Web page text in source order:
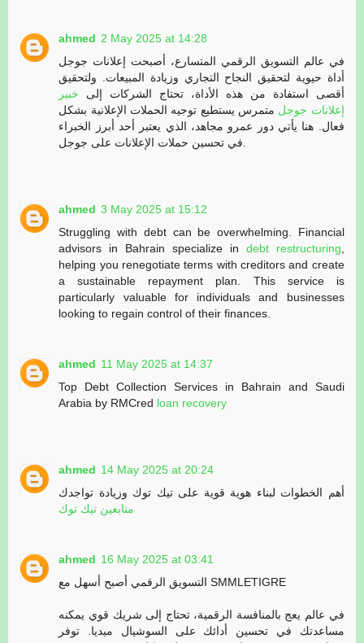
ahmed 2 May 2025 at 14:28
في عالم التسويق الرقمي المتسارع، أصبحت إعلانات جوجل
أداة حيوية لتحقيق النجاح التجاري وزيادة المبيعات. ولتحقيق
أقصى استفادة من هذه الأداة، تحتاج الشركات إلى خبير
إعلانات جوجل متمرس يستطيع توجيه الحملات الإعلانية بشكل
فعال. هنا يأتي دور عمرو مجاهد، الذي يعتبر أحد أبرز الخبراء
ahmed 3 May 2025 at 15:12
Struggling with debt can be overwhelming. Financial
advisors in Bahrain specialize in debt restructuring
helping you renegotiate terms with creditors and create
a sustainable repayment plan. This service is
particularly valuable for individuals and businesses
looking to regain control of their finances.
ahmed 11 May 2025 at 14:37
Top Debt Collection Services in Bahrain and Saudi
Arabia by RMCred loan recovery
ahmed 14 May 2025 at 20:24
أهم الخطوات لبناء هوية قوية على تيك توك وزيادة تواجدك
متابعين تيك توك
ahmed 16 May 2025 at 03:41
التسويق الرقمي أصبح أسهل مع SMMLETIGRE
في عالم يعج بالمنافسة الرقمية، تحتاج إلى شريك قوي يمكنه
مساعدتك في تحسين أدائك على السوشيال ميديا. توفر